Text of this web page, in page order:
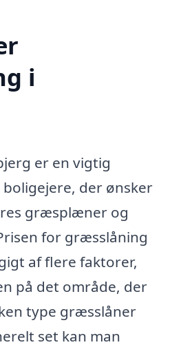
i
er en vigtig
der ønsker
græsplæner og
for græsslåning
af flere faktorer,
på det område, der
type græsslåner
set kan man